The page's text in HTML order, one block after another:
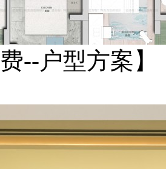
--户型方案】